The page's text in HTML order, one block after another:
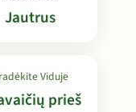
Jautrus
Viduje
prieš